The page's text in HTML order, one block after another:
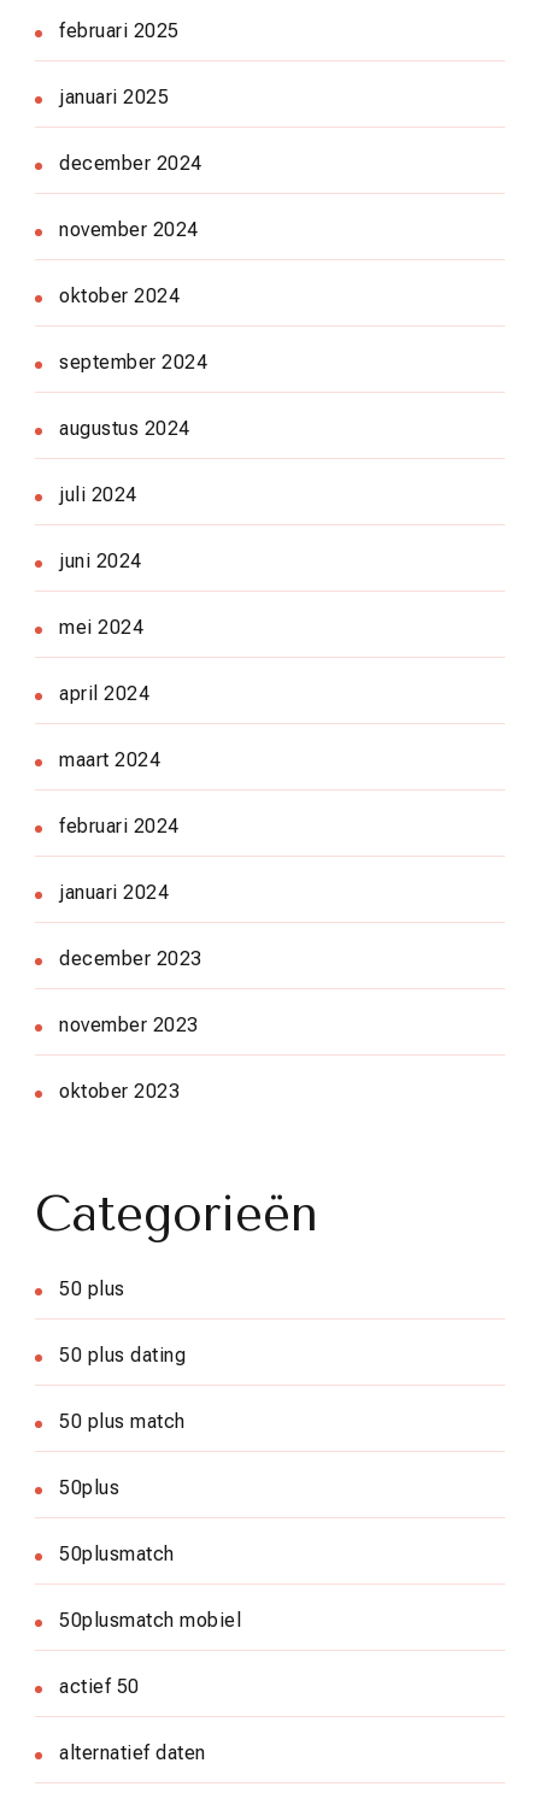
februari 2025
januari 2025
december 2024
november 2024
oktober 2024
september 2024
augustus 2024
juli 2024
juni 2024
mei 2024
april 2024
maart 2024
februari 2024
januari 2024
december 2023
november 2023
oktober 2023
Categorieën
50 plus
50 plus dating
50 plus match
50plus
50plusmatch
50plusmatch mobiel
actief 50
alternatief daten